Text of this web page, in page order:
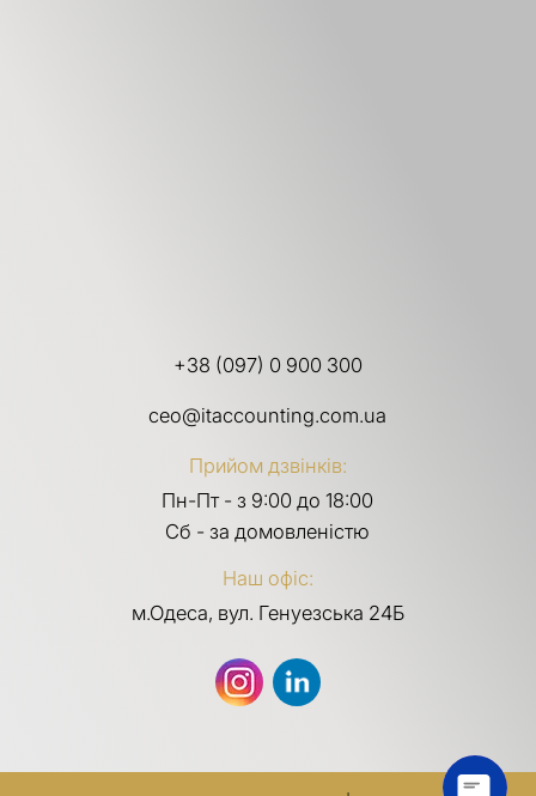
+38 (097) 0 900 300
ceo@itaccounting.com.ua
Прийом дзвінків:
Пн-Пт - з 9:00 до 18:00
Сб - за домовленістю
Наш офіс:
м.Одеса, вул. Генуезська 24Б